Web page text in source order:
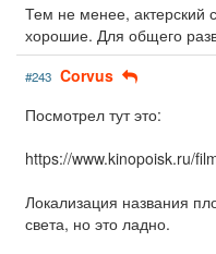
Тем не менее, актерский
хорошие. Для общего
#243 Corvus
Посмотрел тут это:
https://www.kinopoisk.ru/
Локализация названия
света, но это ладно.